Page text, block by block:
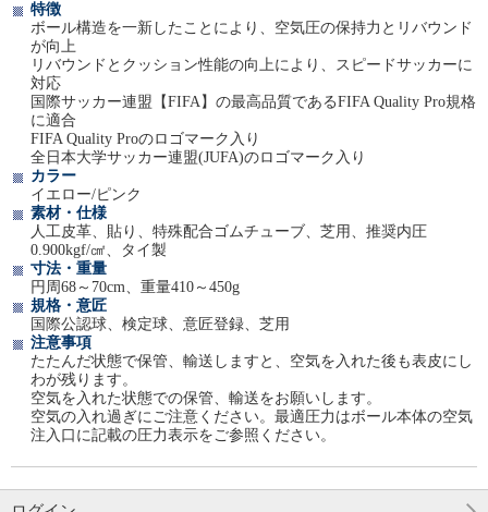
特徴
ボール構造を一新したことにより、空気圧の保持力とリバウンド
が向上
リバウンドとクッション性能の向上により、スピードサッカーに
対応
国際サッカー連盟【FIFA】の最高品質であるFIFA Quality Pro規格
に適合
FIFA Quality Proのロゴマーク入り
全日本大学サッカー連盟(JUFA)のロゴマーク入り
カラー
イエロー/ピンク
素材・仕様
人工皮革、貼り、特殊配合ゴムチューブ、芝用、推奨内圧
0.900kgf/㎠、タイ製
寸法・重量
円周68～70cm、重量410～450g
規格・意匠
国際公認球、検定球、意匠登録、芝用
注意事項
たたんだ状態で保管、輸送しますと、空気を入れた後も表皮にし
わが残ります。
空気を入れた状態での保管、輸送をお願いします。
空気の入れ過ぎにご注意ください。最適圧力はボール本体の空気
注入口に記載の圧力表示をご参照ください。